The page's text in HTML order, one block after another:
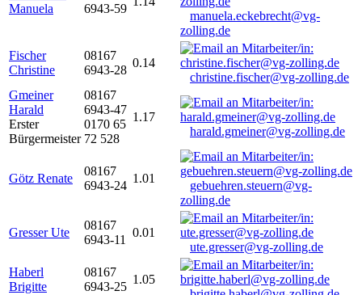
Manuela
6943-59
manuela.eckebrecht@vg-
zolling.de
Fischer
Christine
08167
6943-28
0.14
christine.fischer@vg-zolling.de
Gmeiner
Harald
Erster
Bürgermeister
08167
6943-47
0170 65
72 528
1.17
harald.gmeiner@vg-zolling.de
Götz Renate
08167
6943-24
1.01
gebuehren.steuern@vg-
zolling.de
Gresser Ute
08167
6943-11
0.01
ute.gresser@vg-zolling.de
Haberl
Brigitte
08167
6943-25
1.05